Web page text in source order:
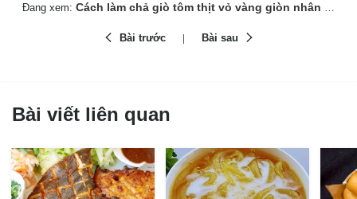
Đang xem: Cách làm chả giò tôm thịt vỏ vàng giòn nhân đậm đà
Bài trước Bài sau
Bài viết liên quan